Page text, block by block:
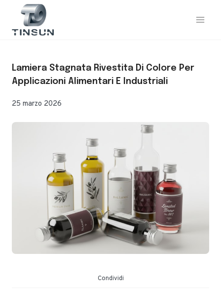
contenuto
Lamiera Stagnata Rivestita Di Colore Per
Applicazioni Alimentari E Industriali
25 marzo 2026
Condividi